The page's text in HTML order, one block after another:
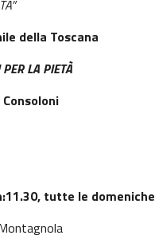
della Toscana
LA PIETÀ
tutte le domeniche